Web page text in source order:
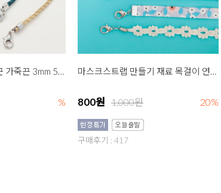
스크류 목걸이 안경끈 가죽끈 3mm 5종
%
마스크스트랩 만들기 재료 목걸이 연결고리 2개입 오링형
800원 1,000원 20%
구매후기 : 417